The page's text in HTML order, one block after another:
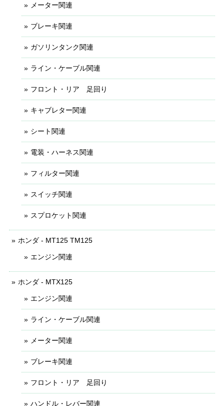
メーター関連
ブレーキ関連
ガソリンタンク関連
ライン・ケーブル関連
フロント・リア 足回り
キャブレター関連
シート関連
電装・ハーネス関連
フィルター関連
スイッチ関連
スプロケット関連
ホンダ - MT125 TM125
エンジン関連
ホンダ - MTX125
エンジン関連
ライン・ケーブル関連
メーター関連
ブレーキ関連
フロント・リア 足回り
ハンドル・レバー関連